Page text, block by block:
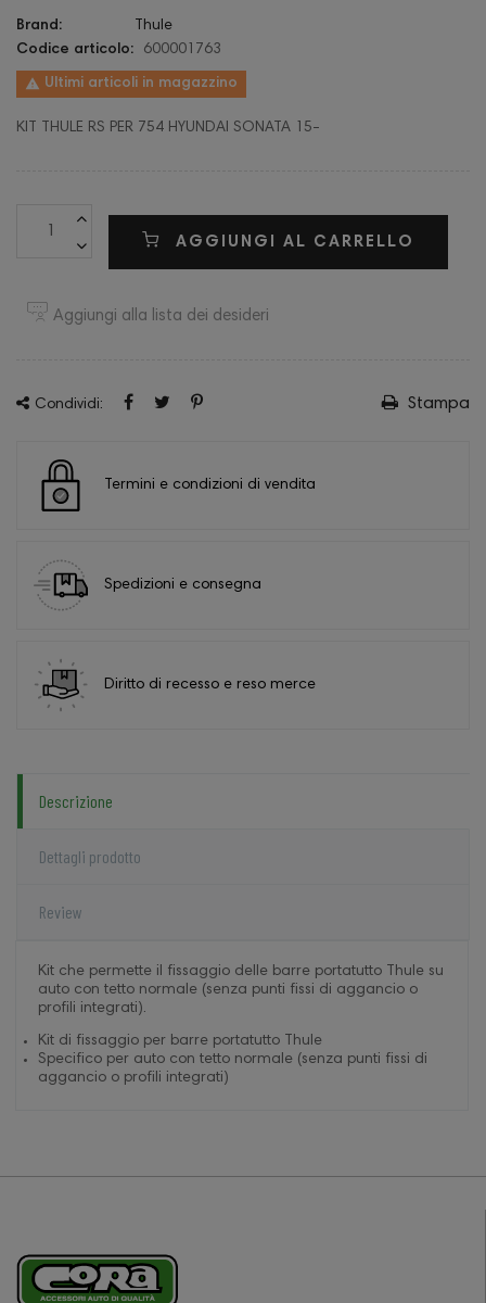
Brand:
Thule
Codice articolo:
600001763
 Ultimi articoli in magazzino
KIT THULE RS PER 754 HYUNDAI SONATA 15-
AGGIUNGI AL CARRELLO
Aggiungi alla lista dei desideri
Condividi: Stampa
Termini e condizioni di vendita
Spedizioni e consegna
Diritto di recesso e reso merce
Descrizione
Dettagli prodotto
Review
Kit che permette il fissaggio delle barre portatutto Thule su
auto con tetto normale (senza punti fissi di aggancio o
profili integrati).
Kit di fissaggio per barre portatutto Thule
Specifico per auto con tetto normale (senza punti fissi di
aggancio o profili integrati)